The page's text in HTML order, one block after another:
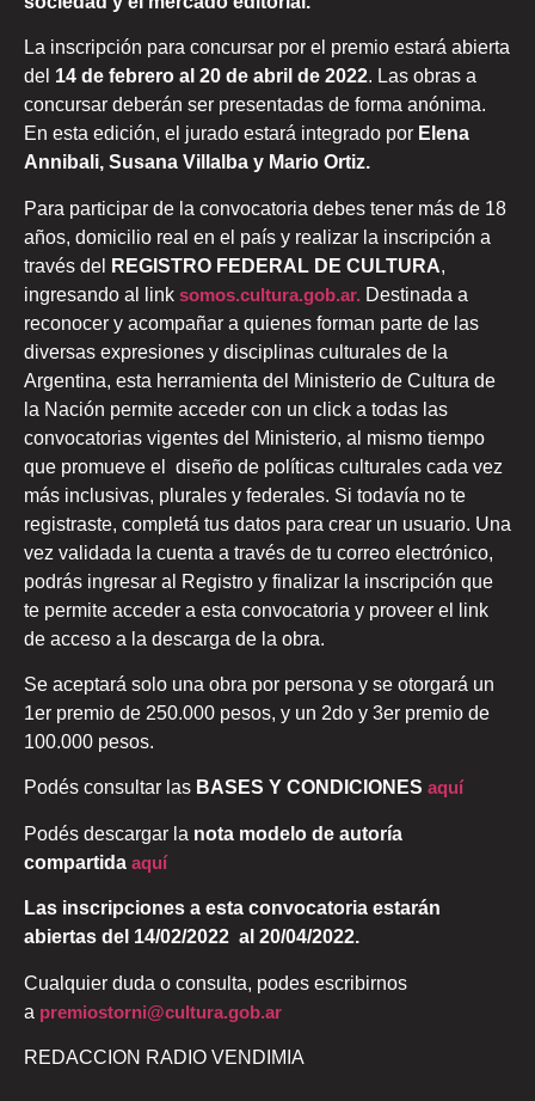
La inscripción para concursar por el premio estará abierta
del 14 de febrero al 20 de abril de 2022. Las obras a
concursar deberán ser presentadas de forma anónima.
En esta edición, el jurado estará integrado por Elena
Annibali, Susana Villalba y Mario Ortiz.
Para participar de la convocatoria debes tener más de 18
años, domicilio real en el país y realizar la inscripción a
través del
REGISTRO FEDERAL DE CULTURA,
ingresando al link somos.cultura.gob.ar. Destinada a
reconocer y acompañar a quienes forman parte de las
diversas expresiones y disciplinas culturales de la
Argentina, esta herramienta del Ministerio de Cultura de
la Nación permite acceder con un click a todas las
convocatorias vigentes del Ministerio, al mismo tiempo
que promueve el diseño de políticas culturales cada vez
más inclusivas, plurales y federales. Si todavía no te
registraste, completá tus datos para crear un usuario. Una
vez validada la cuenta a través de tu correo electrónico,
podrás ingresar al Registro y finalizar la inscripción que
te permite acceder a esta convocatoria y proveer el link
de acceso a la descarga de la obra.
Se aceptará solo una obra por persona y se otorgará un
1er premio de 250.000 pesos, y un 2do y 3er premio de
100.000 pesos.
Podés consultar las BASES Y CONDICIONES aquí
Podés descargar la nota modelo de autoría
compartida aquí
Las inscripciones a esta convocatoria estarán
abiertas del 14/02/2022 al 20/04/2022.
Cualquier duda o consulta, podes escribirnos
a premiostorni@cultura.gob.ar
REDACCION RADIO VENDIMIA